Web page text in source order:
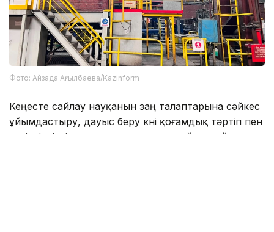
Фото: Айзада Ағылбаева/Kazinform
Кеңесте сайлау науқанын заң талаптарына сәйкес
ұйымдастыру, дауыс беру күні қоғамдық тәртіп пен
қауіпсіздікті қамтамасыз ету, сондай-ақ сайлау